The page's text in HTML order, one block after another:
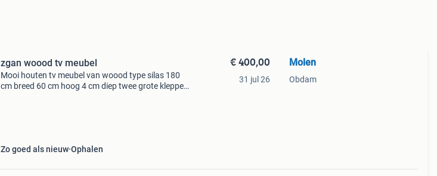
zgan woood tv meubel
Mooi houten tv meubel van woood type silas 180
cm breed 60 cm hoog 4 cm diep twee grote kleppen
Zo goed als nieuw Ophalen
€ 400,00
31 jul 26
Molen
Obdam